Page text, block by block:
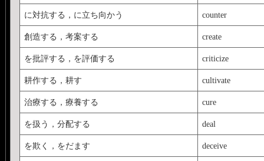
に対抗する，に立ち向かう counter
創造する，考案する create
を批評する，を評価する criticize
耕作する，耕す cultivate
治療する，療養する cure
を扱う，分配する deal
を欺く，をだます deceive